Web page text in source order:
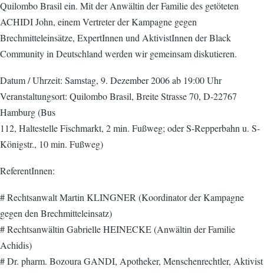
Quilombo Brasil ein. Mit der Anwältin der Familie des getöteten
ACHIDI John, einem Vertreter der Kampagne gegen
Brechmitteleinsätze, ExpertInnen und AktivistInnen der Black
Community in Deutschland werden wir gemeinsam diskutieren.
Datum / Uhrzeit: Samstag, 9. Dezember 2006 ab 19:00 Uhr
Veranstaltungsort: Quilombo Brasil, Breite Strasse 70, D-22767
Hamburg (Bus
112, Haltestelle Fischmarkt, 2 min. Fußweg; oder S-Repperbahn u. S-
Königstr., 10 min. Fußweg)
ReferentInnen:
# Rechtsanwalt Martin KLINGNER (Koordinator der Kampagne
gegen den Brechmitteleinsatz)
# Rechtsanwältin Gabrielle HEINECKE (Anwältin der Familie
Achidis)
# Dr. pharm. Bozoura GANDI, Apotheker, Menschenrechtler, Aktivist